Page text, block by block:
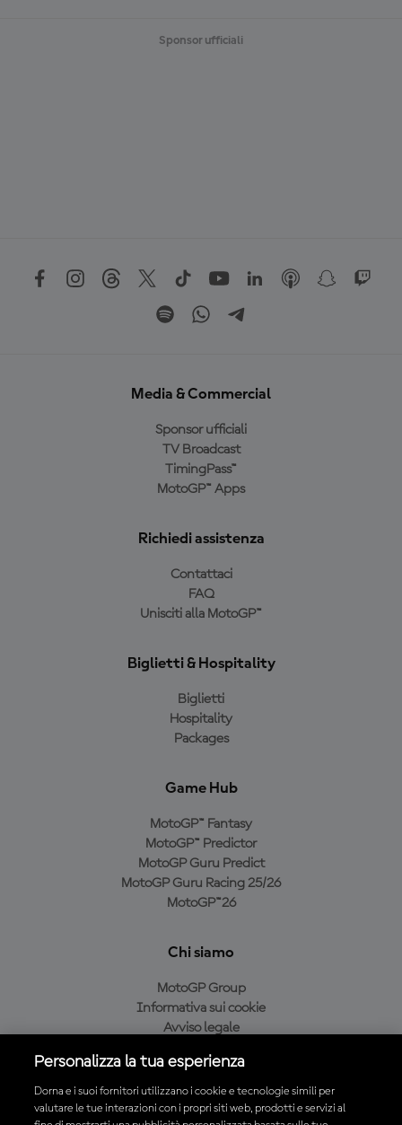
Sponsor ufficiali
Media & Commercial
Sponsor ufficiali
TV Broadcast
TimingPass™
MotoGP™ Apps
Richiedi assistenza
Contattaci
FAQ
Unisciti alla MotoGP™
Biglietti & Hospitality
Biglietti
Hospitality
Packages
Game Hub
MotoGP™ Fantasy
MotoGP™ Predictor
MotoGP Guru Predict
MotoGP Guru Racing 25/26
MotoGP™26
Chi siamo
MotoGP Group
Informativa sui cookie
Avviso legale
Condizioni di acquisto
Personalizza la tua esperienza
Dorna e i suoi fornitori utilizzano i cookie e tecnologie simili per
valutare le tue interazioni con i propri siti web, prodotti e servizi al